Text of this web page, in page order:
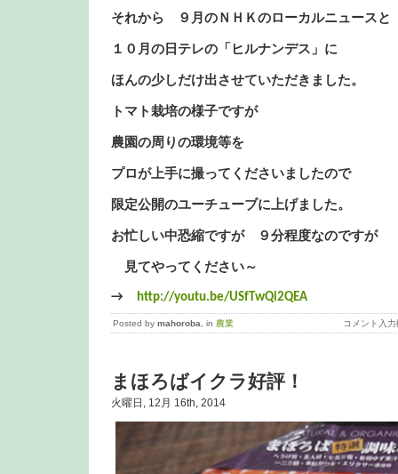
それから ９月のＮＨＫのローカルニュースと
１０月の日テレの「ヒルナンデス」に
ほんの少しだけ出させていただきました。
トマト栽培の様子ですが
農園の周りの環境等を
プロが上手に撮ってくださいましたので
限定公開のユーチューブに上げました。
お忙しい中恐縮ですが ９分程度なのですが
見てやってください～
→ http://youtu.be/USfTwQi2QEA
Posted by mahoroba , in 農業 コメント入力
まほろばイクラ好評！
火曜日, 12月 16th, 2014